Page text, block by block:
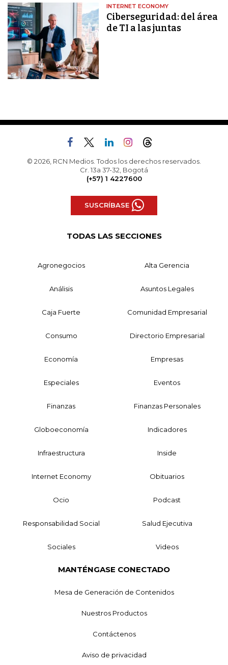
INTERNET ECONOMY
Ciberseguridad: del área
de TI a las juntas
© 2026, RCN Medios. Todos los derechos reservados.
Cr. 13a 37-32, Bogotá
(+57) 1 4227600
SUSCRÍBASE
TODAS LAS SECCIONES
Agronegocios Alta Gerencia
Análisis Asuntos Legales
Caja Fuerte Comunidad Empresarial
Consumo Directorio Empresarial
Economía Empresas
Especiales Eventos
Finanzas Finanzas Personales
Globoeconomía Indicadores
Infraestructura Inside
Internet Economy Obituarios
Ocio Podcast
Responsabilidad Social Salud Ejecutiva
Sociales Videos
MANTÉNGASE CONECTADO
Mesa de Generación de Contenidos
Nuestros Productos
Contáctenos
Aviso de privacidad